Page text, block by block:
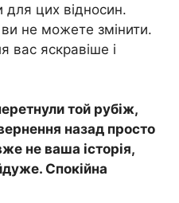
для цих відносин.
не можете змінити.
вас яскравіше і
той рубіж,
назад просто
не ваша історія,
Спокійна